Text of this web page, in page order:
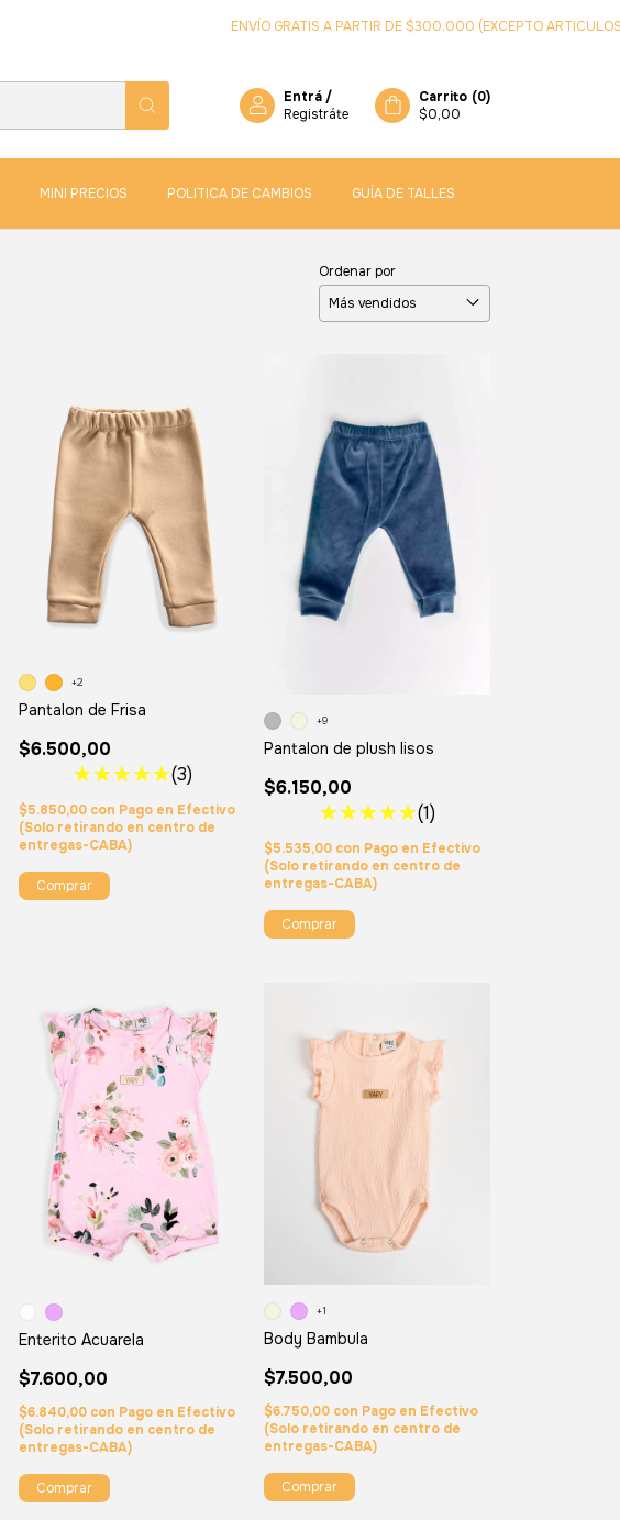
ENVÍO GRATIS A PARTIR DE $300.000 (EXCEPTO ARTICULOS DE
Entrá /
Registráte
Carrito (0)
$0,00
MINI PRECIOS POLITICA DE CAMBIOS GUÍA DE TALLES
Ordenar por
Pantalon de Frisa
$6.500,00
(3)
$5.850,00 con Pago en Efectivo
(Solo retirando en centro de
entregas-CABA)
+2
Comprar
Pantalon de plush lisos
$6.150,00
(1)
$5.535,00 con Pago en Efectivo
(Solo retirando en centro de
entregas-CABA)
+9
Comprar
Enterito Acuarela
$7.600,00
$6.840,00 con Pago en Efectivo
(Solo retirando en centro de
entregas-CABA)
Comprar
Body Bambula
$7.500,00
$6.750,00 con Pago en Efectivo
(Solo retirando en centro de
entregas-CABA)
+1
Comprar